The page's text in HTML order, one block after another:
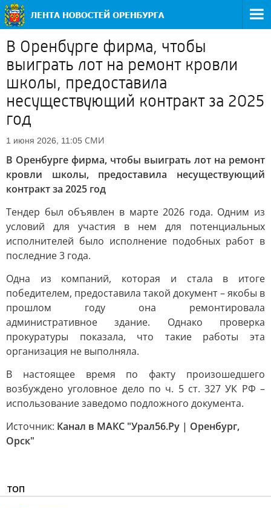
В Оренбурге фирма, чтобы
выиграть лот на ремонт кровли
школы, предоставила
несуществующий контракт за 2025
год
1 июня 2026, 11:05 СМИ
В Оренбурге фирма, чтобы выиграть лот на ремонт
кровли школы, предоставила несуществующий
контракт за 2025 год
Тендер был объявлен в марте 2026 года. Одним из
условий для участия в нем для потенциальных
исполнителей было исполнение подобных работ в
последние 3 года.
Одна из компаний, которая и стала в итоге
победителем, предоставила такой документ – якобы в
прошлом году она ремонтировала
административное здание. Однако проверка
прокуратуры показала, что такие работы эта
организация не выполняла.
В настоящее время по факту произошедшего
возбуждено уголовное дело по ч. 5 ст. 327 УК РФ –
использование заведомо подложного документа.
Источник: Канал в МАКС "Урал56.Ру | Оренбург,
Орск"
ТОП